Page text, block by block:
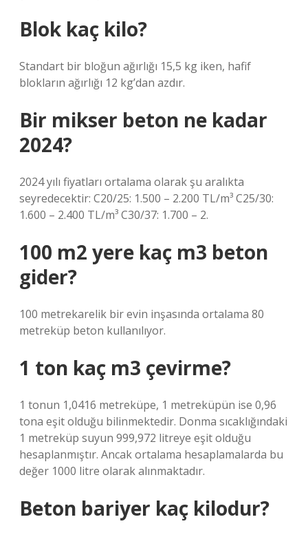
Blok kaç kilo?
Standart bir bloğun ağırlığı 15,5 kg iken, hafif
blokların ağırlığı 12 kg’dan azdır.
Bir mikser beton ne kadar
2024?
2024 yılı fiyatları ortalama olarak şu aralıkta
seyredecektir: C20/25: 1.500 – 2.200 TL/m³ C25/30:
1.600 – 2.400 TL/m³ C30/37: 1.700 – 2.
100 m2 yere kaç m3 beton
gider?
100 metrekarelik bir evin inşasında ortalama 80
metreküp beton kullanılıyor.
1 ton kaç m3 çevirme?
1 tonun 1,0416 metreküpe, 1 metreküpün ise 0,96
tona eşit olduğu bilinmektedir. Donma sıcaklığındaki
1 metreküp suyun 999,972 litreye eşit olduğu
hesaplanmıştır. Ancak ortalama hesaplamalarda bu
değer 1000 litre olarak alınmaktadır.
Beton bariyer kaç kilodur?